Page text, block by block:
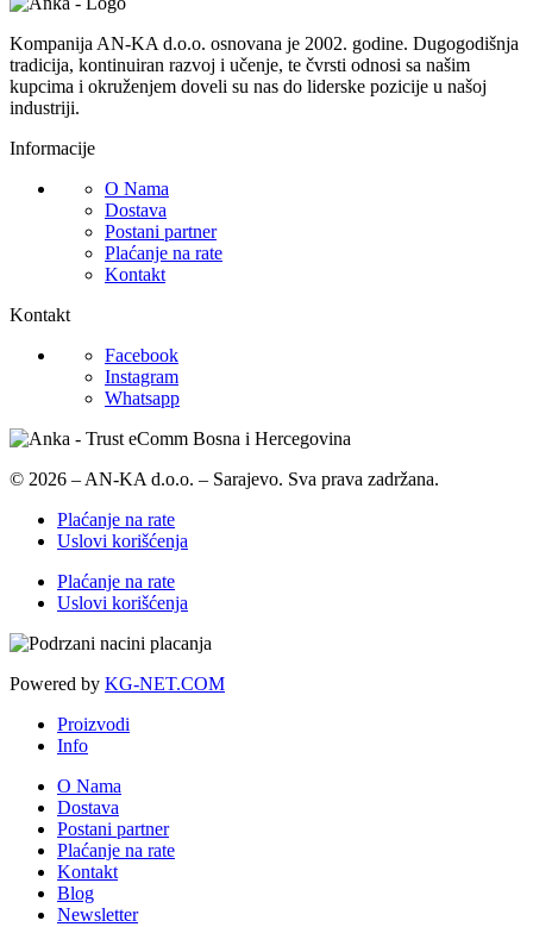
Kompanija AN-KA d.o.o. osnovana je 2002. godine. Dugogodišnja
tradicija, kontinuiran razvoj i učenje, te čvrsti odnosi sa našim
kupcima i okruženjem doveli su nas do liderske pozicije u našoj
industriji.
Informacije
O Nama
Dostava
Postani partner
Plaćanje na rate
Kontakt
Kontakt
Facebook
Instagram
Whatsapp
© 2026 – AN-KA d.o.o. – Sarajevo. Sva prava zadržana.
Plaćanje na rate
Uslovi korišćenja
Plaćanje na rate
Uslovi korišćenja
Powered by KG-NET.COM
Proizvodi
Info
O Nama
Dostava
Postani partner
Plaćanje na rate
Kontakt
Blog
Newsletter